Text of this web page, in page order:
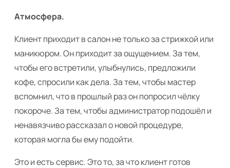
Атмосфера.
Клиент приходит в салон не только за стрижкой или
маникюром. Он приходит за ощущением. За тем,
чтобы его встретили, улыбнулись, предложили
кофе, спросили как дела. За тем, чтобы мастер
вспомнил, что в прошлый раз он попросил чёлку
покороче. За тем, чтобы администратор подошёл и
ненавязчиво рассказал о новой процедуре,
которая могла бы ему подойти.
Это и есть сервис. Это то, за что клиент готов